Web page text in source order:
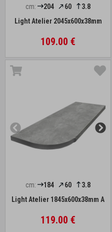
cm: 204 60
3.8
Light Atelier 2045x600x38mm
109.00 €
cm: 184 60
3.8
Light Atelier 1845x600x38mm A
119.00 €